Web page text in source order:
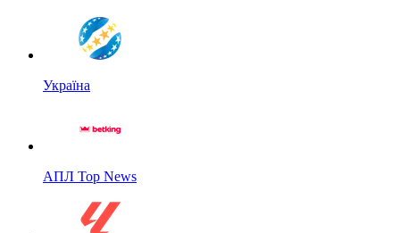
Україна
АПЛ Top News